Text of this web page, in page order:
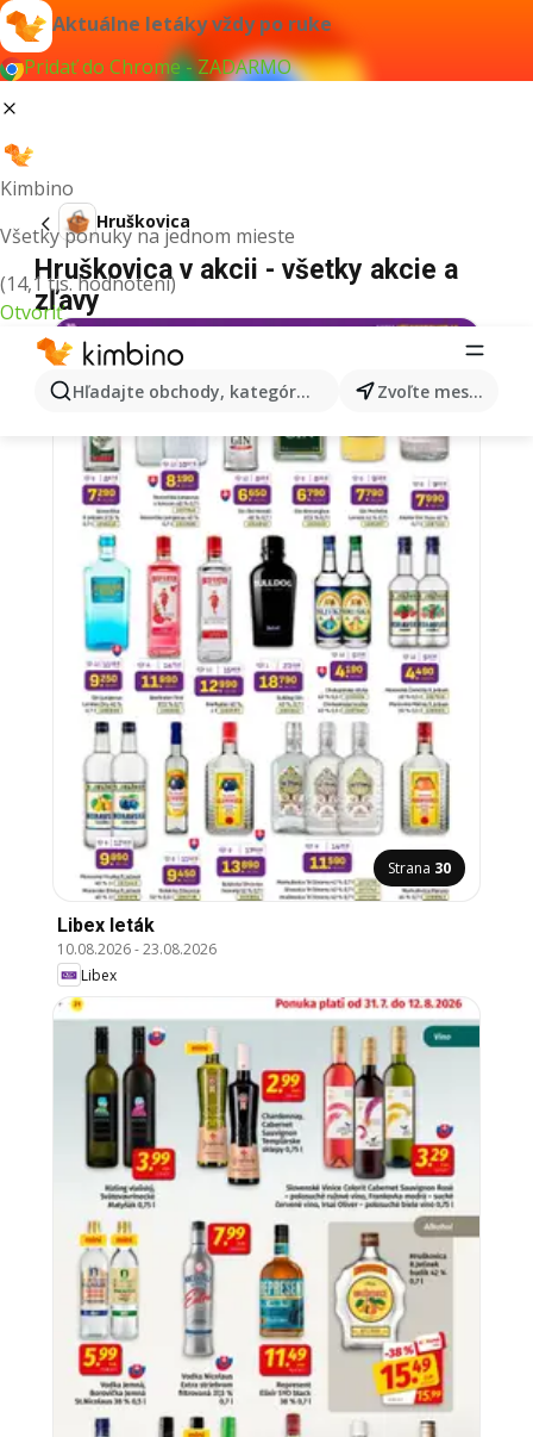
Aktuálne letáky vždy po ruke
Pridať do Chrome - ZADARMO
Kimbino
Všetky ponuky na jednom mieste
(14,1 tis. hodnotení)
Otvoriť
Hľadajte obchody, kategórie, produkty... Zvoľte mesto
Hruškovica
Hruškovica v akcii - všetky akcie a
zľavy
Strana 30
Libex leták
10.08.2026-23.08.2026
Libex